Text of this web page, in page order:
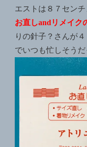
エストは８７セン
お直しandリメイク
りの針子？さんが
でいつも忙しそうだ